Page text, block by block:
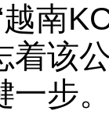
南
着该
一步